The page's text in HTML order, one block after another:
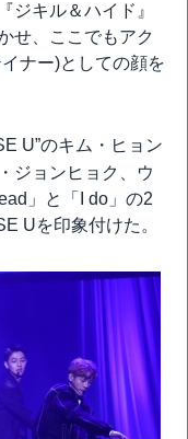
ジキル＆ハイド』
せ、ここでもアク
ナー)としての顔を
U”のキム・ヒョン
ジョンヒョク、ウ
」と「I do」の2
Uを印象付けた。